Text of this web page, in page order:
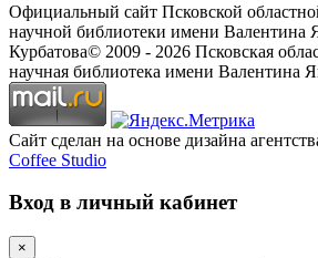
Официальный сайт Псковской
научной библиотеки имени Валентина
Курбатова© 2009 - 2026 Псковская
научная библиотека имени Валентина
Сайт сделан на основе дизайна
Coffee Studio
Вход в личный кабинет
×